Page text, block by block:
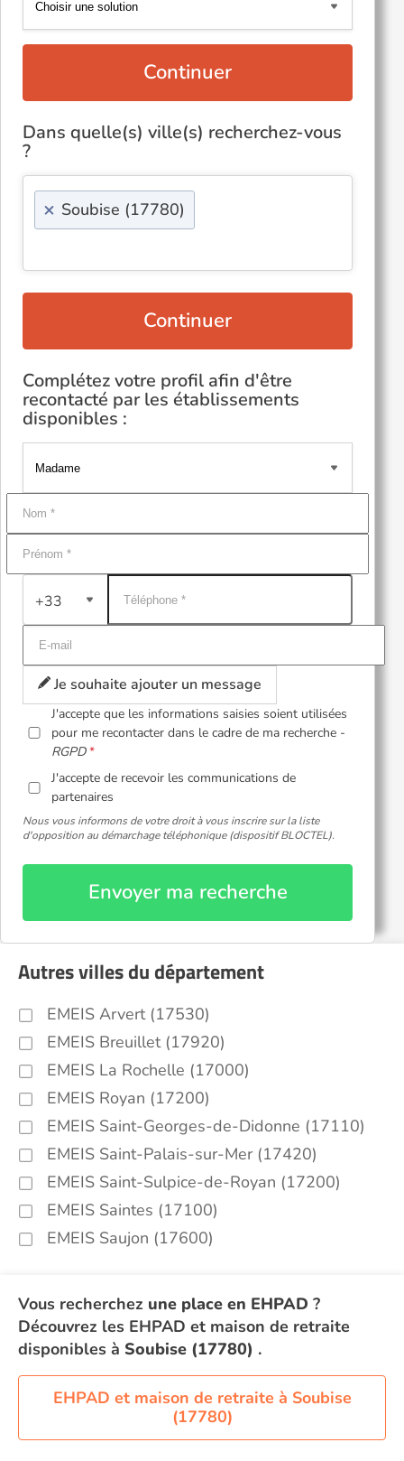
Continuer
Dans quelle(s) ville(s) recherchez-vous
?
× Soubise (17780)
Continuer
Complétez votre profil afin d'être
recontacté par les établissements
disponibles :
+33
Je souhaite ajouter un message
J'accepte que les informations saisies soient utilisées
pour me recontacter dans le cadre de ma recherche -
RGPD
J'accepte de recevoir les communications de
partenaires
Nous vous informons de votre droit à vous inscrire sur la liste
d'opposition au démarchage téléphonique (dispositif BLOCTEL).
Envoyer ma recherche
Autres villes du département
EMEIS Arvert (17530)
EMEIS Breuillet (17920)
EMEIS La Rochelle (17000)
EMEIS Royan (17200)
EMEIS Saint-Georges-de-Didonne (17110)
EMEIS Saint-Palais-sur-Mer (17420)
EMEIS Saint-Sulpice-de-Royan (17200)
EMEIS Saintes (17100)
EMEIS Saujon (17600)
Vous recherchez une place en EHPAD ?
Découvrez les EHPAD et maison de retraite
disponibles à Soubise (17780) .
EHPAD et maison de retraite à Soubise
(17780)